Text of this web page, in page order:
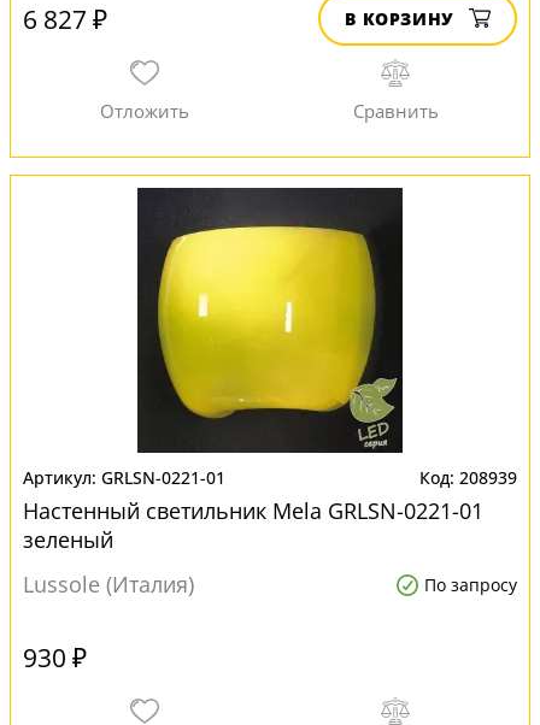
6 827 ₽ В КОРЗИНУ
GRLSN-0221-01 208939
Настенный светильник Mela GRLSN-0221-01
зеленый
Lussole (Италия)
По запросу
930 ₽